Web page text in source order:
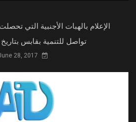
الإعلام بالهبات الأجنبية التي
تواصل للتنمية بقابس بتاريخ 04/06/